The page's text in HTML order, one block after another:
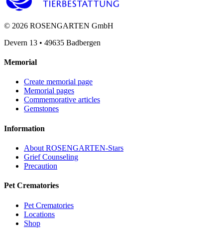
© 2026 ROSENGARTEN GmbH
Devern 13 • 49635 Badbergen
Memorial
Create memorial page
Memorial pages
Commemorative articles
Gemstones
Information
About ROSENGARTEN-Stars
Grief Counseling
Precaution
Pet Crematories
Pet Crematories
Locations
Shop